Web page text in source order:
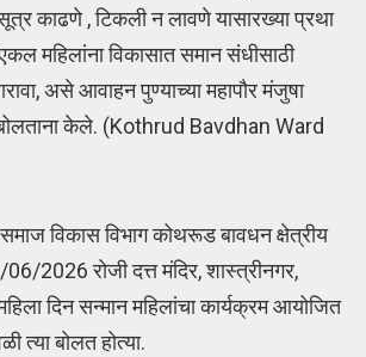
काढणे , टिकली न लावणे यासारख्या प्रथा
महिलांना विकासात समान संधीसाठी
असे आवाहन पुण्याच्या महापौर मंजुषा
बोलताना केले. (Kothrud Bavdhan Ward
विकास विभाग कोथरूड बावधन क्षेत्रीय
2026 रोजी दत्त मंदिर, शास्त्रीनगर,
दिन सन्मान महिलांचा कार्यक्रम आयोजित
त्या बोलत होत्या.